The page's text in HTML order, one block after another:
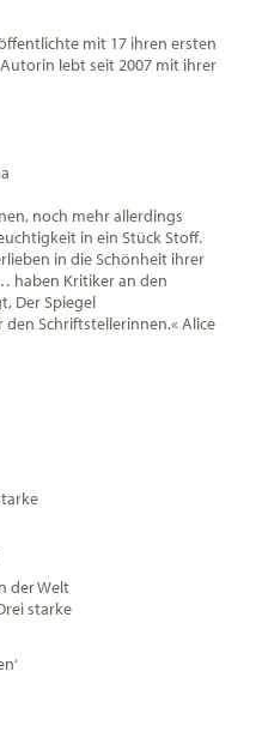
mit 17 ihren ersten
lebt seit 2007 mit ihrer
noch mehr allerdings
in ein Stück Stoff.
in die Schönheit ihrer
haben Kritiker an den
Der Spiegel
Schriftstellerinnen.« Alice
der Welt
starke